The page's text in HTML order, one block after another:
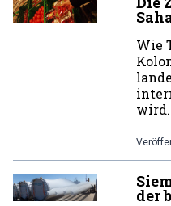
Wie
wird.
der